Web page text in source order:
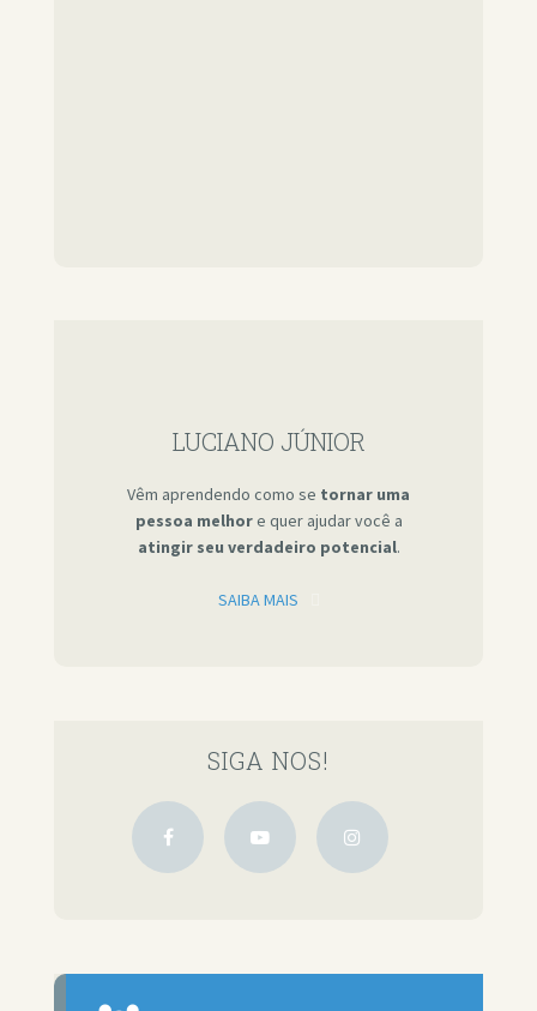
LUCIANO JÚNIOR
Vêm aprendendo como se tornar uma
pessoa melhore quer ajudar você a
atingir seu verdadeiro potencial.
SAIBA MAIS
SIGA NOS!